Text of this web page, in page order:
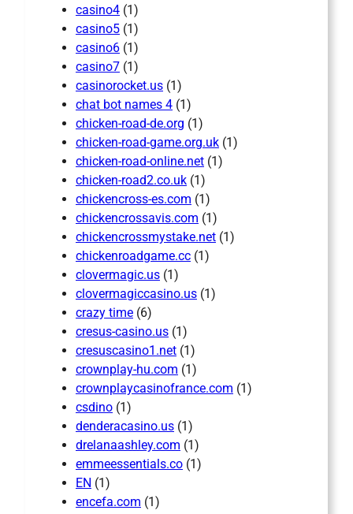
casino4 (1)
casino5 (1)
casino6 (1)
casino7 (1)
casinorocket.us (1)
chat bot names 4 (1)
chicken-road-de.org (1)
chicken-road-game.org.uk (1)
chicken-road-online.net (1)
chicken-road2.co.uk (1)
chickencross-es.com (1)
chickencrossavis.com (1)
chickencrossmystake.net (1)
chickenroadgame.cc (1)
clovermagic.us (1)
clovermagiccasino.us (1)
crazy time (6)
cresus-casino.us (1)
cresuscasino1.net (1)
crownplay-hu.com (1)
crownplaycasinofrance.com (1)
csdino (1)
denderacasino.us (1)
drelanaashley.com (1)
emmeessentials.co (1)
EN (1)
encefa.com (1)